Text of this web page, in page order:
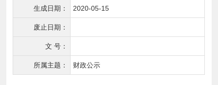
生成日期： 2020-05-15
废止日期：
文 号：
所属主题： 财政公示